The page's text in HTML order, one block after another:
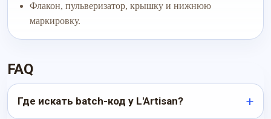
Флакон, пульверизатор, крышку и нижнюю
маркировку.
FAQ
Где искать batch-код у L'Artisan?